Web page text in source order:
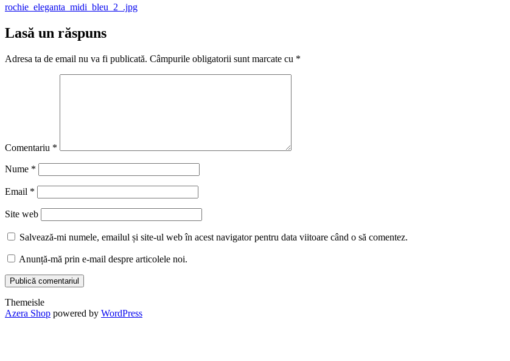
Navigare
în
articole
rochie_eleganta_midi_bleu_2_.jpg
Lasă un răspuns
Adresa ta de email nu va fi publicată. Câmpurile obligatorii sunt marcate cu *
Comentariu *
Nume *
Email *
Site web
Salvează-mi numele, emailul și site-ul web în acest navigator pentru data viitoare când o să comentez.
Anunță-mă prin e-mail despre articolele noi.
Themeisle
Secondary
Azera Shop powered by WordPress